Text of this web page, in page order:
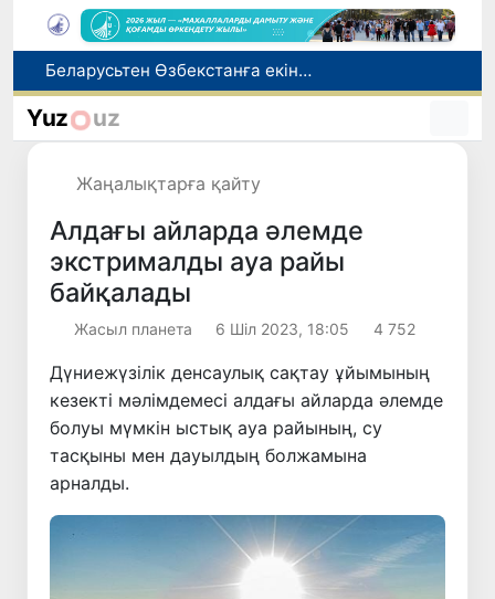
Беларусьтен Өзбекстанға екінші тікелей жүк пойызы жөнелтілді
Адам саудасынан зардап шеккен азаматтар әлеуметтік қызметтермен қамтылады
Yuz uz
Жаңалықтарға қайту
Алдағы айларда әлемде
экстрималды ауа райы
байқалады
Жасыл планета 6 Шіл 2023, 18:05 4 752
Дүниежүзілік денсаулық сақтау ұйымының
кезекті мәлімдемесі алдағы айларда әлемде
болуы мүмкін ыстық ауа райының, су
тасқыны мен дауылдың болжамына
арналды.